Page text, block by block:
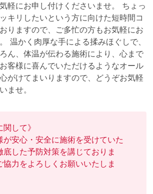
軽にお申し付けくださいませ。 ちょっ
キリしたいという方に向けた短時間コ
りますので、ご多忙の方もお気軽にお
温かく肉厚な手による揉みほぐしで、
ん、体温が伝わる施術により、心まで
客様に喜んでいただけるようなオール
がけてまいりますので、どうぞお気軽
ませ。
関して》
が安心・安全に施術を受けていた
底した予防対策を講じておりま
力をよろしくお願いいたしま